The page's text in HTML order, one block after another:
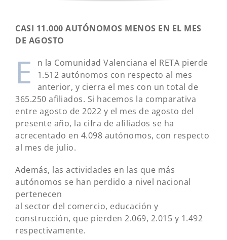
CASI 11.000 AUTÓNOMOS MENOS EN EL MES
DE AGOSTO
E
n la Comunidad Valenciana el RETA pierde
1.512 autónomos con respecto al mes
anterior, y cierra el mes con un total de
365.250 afiliados. Si hacemos la comparativa
entre agosto de 2022 y el mes de agosto del
presente año, la cifra de afiliados se ha
acrecentado en 4.098 autónomos, con respecto
al mes de julio.
Además, las actividades en las que más
autónomos se han perdido a nivel nacional
pertenecen
al sector del comercio, educación y
construcción, que pierden 2.069, 2.015 y 1.492
respectivamente.